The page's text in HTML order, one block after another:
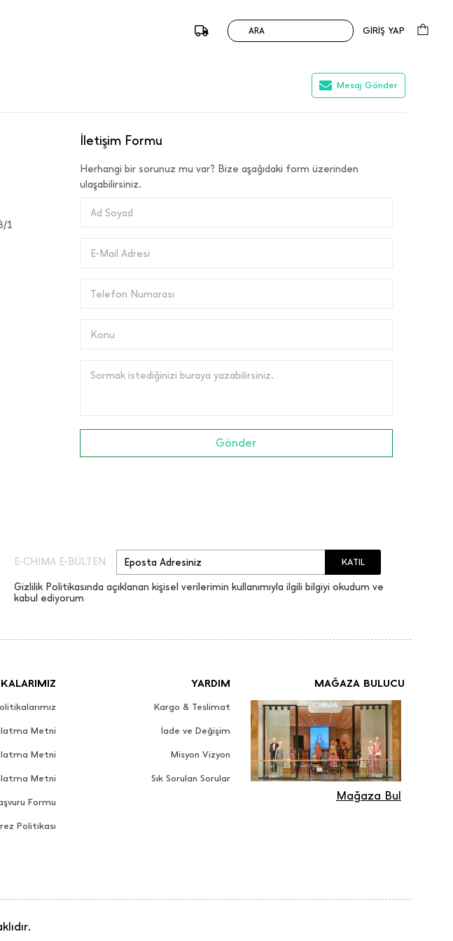
ARA GİRİŞ YAP
Mesaj Gönder
1
İletişim Formu
Herhangi bir sorunuz mu var? Bize aşağıdaki form üzerinden
ulaşabilirsiniz.
Ad Soyad
E-Mail Adresi
Telefon Numarası
Konu
Sormak istediğinizi buraya yazabilirsiniz.
Gönder
E-CHIMA E-BÜLTEN KATIL
Gizlilik Politikasında açıklanan kişisel verilerimin kullanımıyla ilgili bilgiyi okudum ve
kabul ediyorum
Metni
Metni
Metni
Formu
Politikası
YARDIM
Kargo & Teslimat
İade ve Değişim
Misyon Vizyon
Sık Sorulan Sorular
MAĞAZA BULUCU
Mağaza Bul